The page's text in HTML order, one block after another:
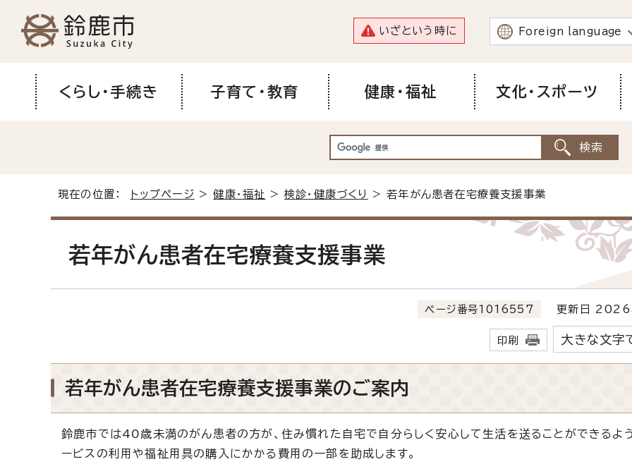
いざという時に Foreign language
くらし・手続き 子育て・教育 健康・福祉 文化・スポーツ
現在の位置： トップページ >健康・福祉 >検診・健康づくり > 若年がん患者在宅療養支援事業
若年がん患者在宅療養支援事業
ページ番号1016557 更新日 2026
印刷 大きな文字
若年がん患者在宅療養支援事業のご案内
鈴鹿市では40歳未満のがん患者の方が、住み慣れた自宅で自分らしく安心して生活を送ることができるよ
ービスの利用や福祉用具の購入にかかる費用の一部を助成します。